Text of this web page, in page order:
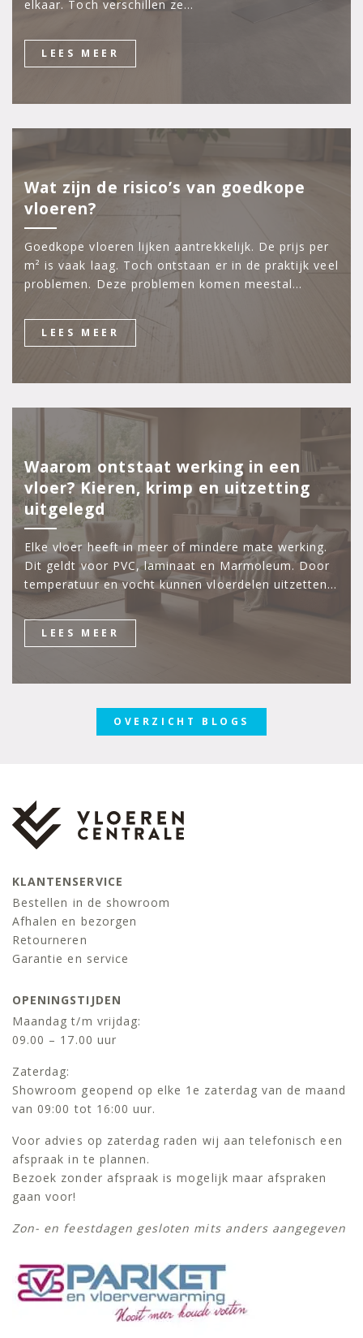
elkaar. Toch verschillen ze…
LEES MEER
Wat zijn de risico’s van goedkope
vloeren?
Goedkope vloeren lijken aantrekkelijk. De prijs per
m² is vaak laag. Toch ontstaan er in de praktijk veel
problemen. Deze problemen komen meestal…
LEES MEER
Waarom ontstaat werking in een
vloer? Kieren, krimp en uitzetting
uitgelegd
Elke vloer heeft in meer of mindere mate werking.
Dit geldt voor PVC, laminaat en Marmoleum. Door
temperatuur en vocht kunnen vloerdelen uitzetten…
LEES MEER
OVERZICHT BLOGS
KLANTENSERVICE
Bestellen in de showroom
Afhalen en bezorgen
Retourneren
Garantie en service
OPENINGSTIJDEN
Maandag t/m vrijdag:
09.00 – 17.00 uur
Zaterdag:
Showroom geopend op elke 1e zaterdag van de maand
van 09:00 tot 16:00 uur.
Voor advies op zaterdag raden wij aan telefonisch een
afspraak in te plannen.
Bezoek zonder afspraak is mogelijk maar afspraken
gaan voor!
Zon- en feestdagen gesloten mits anders aangegeven